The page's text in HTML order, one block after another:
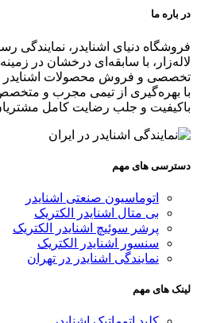
در باره ما
فروشگاه دنیای اشنایدر، نمایندگی
لاله‌زار، با سابقه‌ای درخشان در
تخصصی و فروش محصولات اشنایدر
با بهره‌گیری از تیمی مجرب و
باکیفیت و جلب رضایت کامل
دسترسی های مهم
اتوماسیون صنعتی اشنایدر
بی متال اشنایدر الکتریک
پرشر سوئیچ اشنایدر الکتریک
سنسور اشنایدر الکتریک
نمایندگی اشنایدر در تهران
لینک های مهم